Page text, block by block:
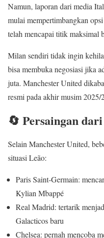
Namun, laporan dari media
mulai mempertimbangkan
telah mencapai titik maksimal
Milan sendiri tidak ingin
bisa membuka negosiasi jika
juta. Manchester United
resmi pada akhir musim 2025/
🔄 Persaingan
Selain Manchester United,
situasi Leão:
Paris Saint-Germain:
Kylian Mbappé
Real Madrid: tertarik
Galacticos baru
Chelsea: pernah mencoba